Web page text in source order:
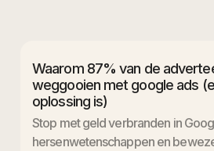
Waarom 87% van de
weggooien met google ads
oplossing is)
Stop met geld verbranden in
hersenwetenschappen en